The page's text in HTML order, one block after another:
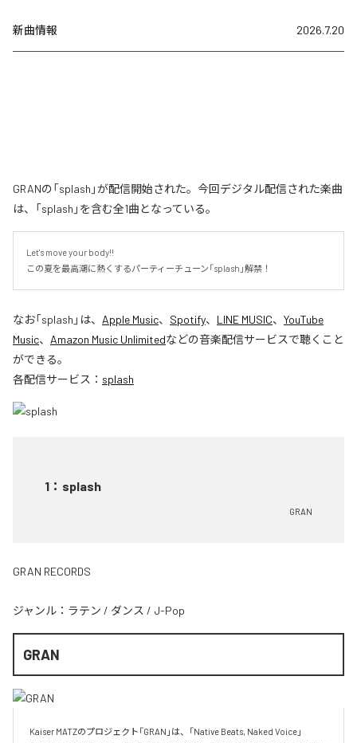
新曲情報 2026.7.20
GRANの「splash」が配信開始された。今回デジタル配信された楽曲
は、「splash」を含む全1曲となっている。
Let's move your body!!
この夏を最高潮に熱くするパーティーチューン「splash」解禁！
なお「splash 」は、 Apple Music、 Spotify、 LINE MUSIC、 YouTube
Music、 Amazon Music Unlimitedなどの音楽配信サービスで聴くこと
ができる。
各配信サービス： splash
1 ： splash
GRAN
GRAN RECORDS
ジャンル： ラテン / ダンス / J-Pop
GRAN
Kaiser MATZのプロジェクト「GRAN」は、「Native Beats, Naked Voice」